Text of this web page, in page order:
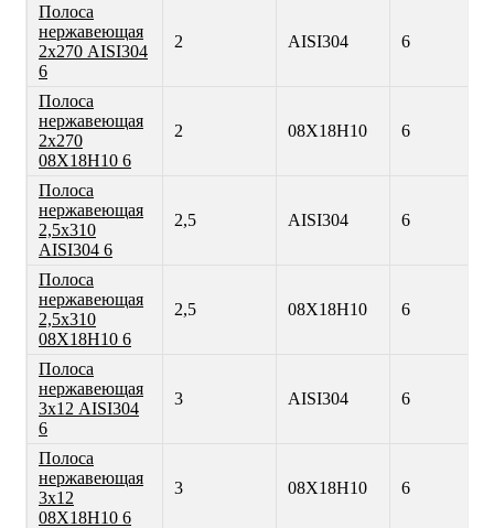
Полоса
нержавеющая
2х270 AISI304
6
2 AISI304 6
Полоса
нержавеющая
2х270
08Х18Н10 6
2 08Х18Н10 6
Полоса
нержавеющая
2,5х310
AISI304 6
2,5 AISI304 6
Полоса
нержавеющая
2,5х310
08Х18Н10 6
2,5 08Х18Н10 6
Полоса
нержавеющая
3х12 AISI304
6
3 AISI304 6
Полоса
нержавеющая
3х12
08Х18Н10 6
3 08Х18Н10 6